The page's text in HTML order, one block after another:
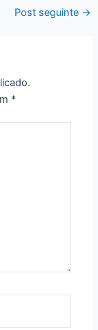
Post seguinte →
*